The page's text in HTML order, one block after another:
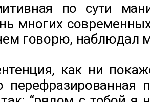
по сути
многих
говорю, наблюдал
как ни
перефразированная